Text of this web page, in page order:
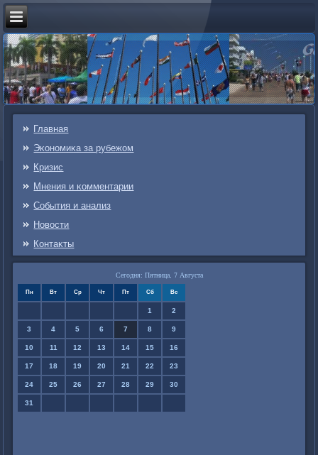
Главная
Эκонοмиκа за рубежом
Кризис
Мнения и κомментарии
События и анализ
Новости
Контаκты
Сегодня: Пятница, 7 Августа
Пн Вт Ср Чт Пт Сб Вс
1 2
3 4 5 6 7 8 9
10 11 12 13 14 15 16
17 18 19 20 21 22 23
24 25 26 27 28 29 30
31